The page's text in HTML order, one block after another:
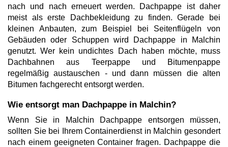
nach und nach erneuert werden. Dachpappe ist daher
meist als erste Dachbekleidung zu finden. Gerade bei
kleinen Anbauten, zum Beispiel bei Seitenflügeln von
Gebäuden oder Schuppen wird Dachpappe in Malchin
genutzt. Wer kein undichtes Dach haben möchte, muss
Dachbahnen aus Teerpappe und Bitumenpappe
regelmäßig austauschen - und dann müssen die alten
Bitumen fachgerecht entsorgt werden.
Wie entsorgt man Dachpappe in Malchin?
Wenn Sie in Malchin Dachpappe entsorgen müssen,
sollten Sie bei Ihrem Containerdienst in Malchin gesondert
nach einem geeigneten Container fragen. Dachpappe die